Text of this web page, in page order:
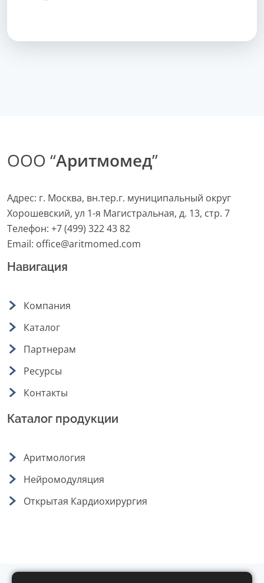
ООО “Аритмомед”
Адрес: г. Москва, вн.тер.г. муниципальный округ
Хорошевский, ул 1-я Магистральная, д. 13, стр. 7
Телефон: +7 (499) 322 43 82
Email: office@aritmomed.com
Навигация
Компания
Каталог
Партнерам
Ресурсы
Контакты
Каталог продукции
Аритмология
Нейромодуляция
Открытая Кардиохирургия